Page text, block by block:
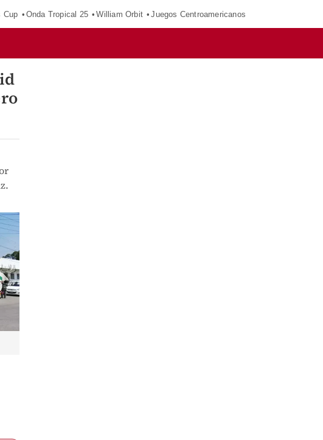
Cup Onda Tropical 25 William Orbit Juegos Centroamericanos